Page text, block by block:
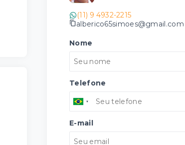
(11) 9 4932-2215
alberico65simoes@gmail.com
Nome
Telefone
E-mail